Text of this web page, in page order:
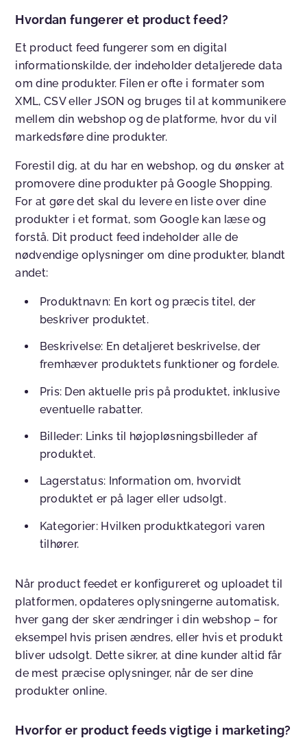
Hvordan fungerer et product feed?
Et product feed fungerer som en digital
informationskilde, der indeholder detaljerede data
om dine produkter. Filen er ofte i formater som
XML, CSV eller JSON og bruges til at kommunikere
mellem din webshop og de platforme, hvor du vil
markedsføre dine produkter.
Forestil dig, at du har en webshop, og du ønsker at
promovere dine produkter på Google Shopping.
For at gøre det skal du levere en liste over dine
produkter i et format, som Google kan læse og
forstå. Dit product feed indeholder alle de
nødvendige oplysninger om dine produkter, blandt
andet:
Produktnavn: En kort og præcis titel, der
beskriver produktet.
Beskrivelse: En detaljeret beskrivelse, der
fremhæver produktets funktioner og fordele.
Pris: Den aktuelle pris på produktet, inklusive
eventuelle rabatter.
Billeder: Links til højopløsningsbilleder af
produktet.
Lagerstatus: Information om, hvorvidt
produktet er på lager eller udsolgt.
Kategorier: Hvilken produktkategori varen
tilhører.
Når product feedet er konfigureret og uploadet til
platformen, opdateres oplysningerne automatisk,
hver gang der sker ændringer i din webshop – for
eksempel hvis prisen ændres, eller hvis et produkt
bliver udsolgt. Dette sikrer, at dine kunder altid får
de mest præcise oplysninger, når de ser dine
produkter online.
Hvorfor er product feeds vigtige i marketing?